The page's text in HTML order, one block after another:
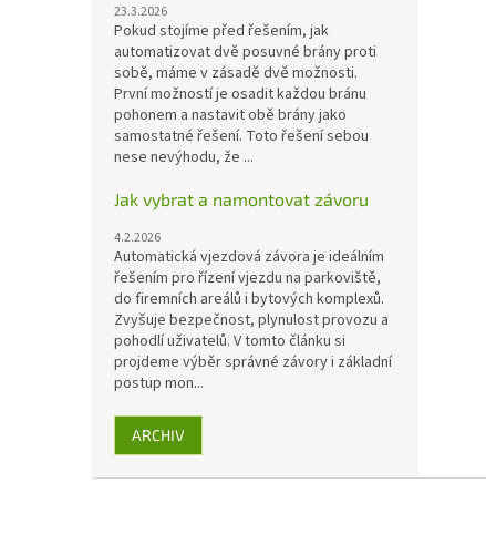
23.3.2026
Pokud stojíme před řešením, jak
automatizovat dvě posuvné brány proti
sobě, máme v zásadě dvě možnosti.
První možností je osadit každou bránu
pohonem a nastavit obě brány jako
samostatné řešení. Toto řešení sebou
nese nevýhodu, že ...
Jak vybrat a namontovat závoru
4.2.2026
Automatická vjezdová závora je ideálním
řešením pro řízení vjezdu na parkoviště,
do firemních areálů i bytových komplexů.
Zvyšuje bezpečnost, plynulost provozu a
pohodlí uživatelů. V tomto článku si
projdeme výběr správné závory i základní
postup mon...
ARCHIV